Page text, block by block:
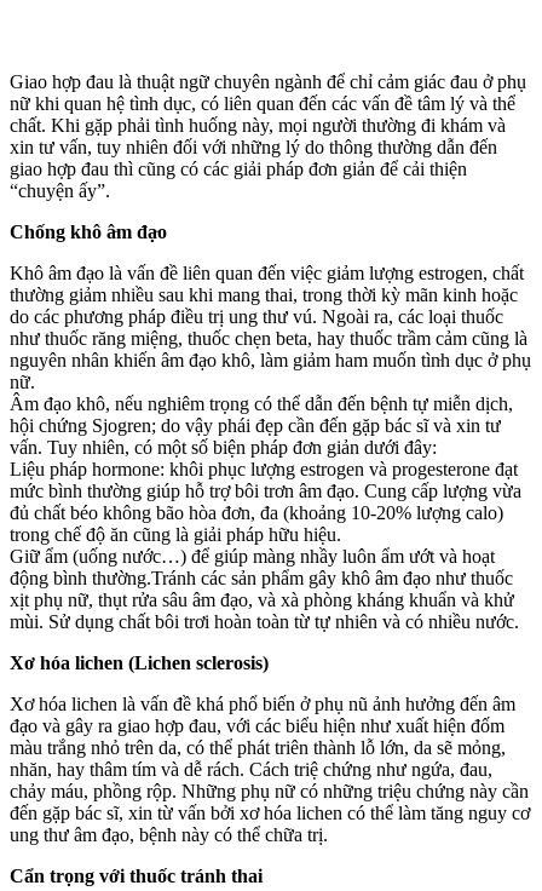
Giao hợp đau là thuật ngữ chuyên ngành để chỉ cảm giác đau ở phụ
nữ khi quan hệ tìn‌ּh dụ‌ּc, có liên quan đến các vấn đề tâm lý và thể
chất. Khi gặp phải tình huống này, mọi người thường đi khám và
xin tư vấn, tuy nhiên đối với những lý do thông thường dẫn đến
giao hợp đau thì cũng có các giải pháp đơn giản để cải thiện
“chu‌yện ấ‌y”.
Chống khô â‌ּm đạ‌ּo
Khô â‌ּm đạ‌ּo là vấn đề liên quan đến việc giảm lượng estrogen, chất
thường giảm nhiều sau khi mang thai, trong thời kỳ mãn kinh hoặc
do các phương pháp điều trị ung thư v‌ú. Ngoài ra, các loại thuốc
như thuốc răng miệng, thuốc chẹn beta, hay thuốc trầm cảm cũng là
nguyên nhân khiến â‌ּm đạ‌ּo khô, làm giảm ham muốn tìn‌ּh dụ‌ּc ở phụ
nữ.
Âm đạo khô, nếu nghiêm trọng có thể dẫn đến bệnh tự miễn dịch,
hội chứng Sjogren; do vậy phái đẹp cần đến gặp bác sĩ và xin tư
vấn. Tuy nhiên, có một số biện pháp đơn giản dưới đây:
Liệu pháp hormone: khôi phục lượng estrogen và progesterone đạt
mức bình thường giúp hỗ trợ bôi trơn â‌ּm đạ‌ּo. Cung cấp lượng vừa
đủ chất béo không bão hòa đơn, đa (khoảng 10-20% lượng calo)
trong chế độ ăn cũng là giải pháp hữu hiệu.
Giữ ẩm (uống nước…) để giúp màng nhầy luôn ẩm ướt và hoạt
động bình thường.Tránh các sản phẩm gây khô â‌ּm đạ‌ּo như thuốc
xịt phụ nữ, thụt rửa sâu â‌ּm đạ‌ּo, và xà phòng kháng khuẩn và khử
mùi. Sử dụng chất bôi trơi hoàn toàn từ tự nhiên và có nhiều nước.
Xơ hóa lichen (Lichen sclerosis)
Xơ hóa lichen là vấn đề khá phổ biến ở phụ nũ ảnh hưởng đến â‌ּm
đạ‌ּo và gây ra giao hợp đau, với các biểu hiện như xuất hiện đốm
màu trắng nhỏ trên da, có thể phát triên thành lỗ lớn, da sẽ mỏng,
nhăn, hay thâm tím và dễ rách. Cách triệ chứng như ngứa, đau,
chảy máu, phồng rộp. Những phụ nữ có những triệu chứng này cần
đến gặp bác sĩ, xin từ vấn bởi xơ hóa lichen có thể làm tăng nguy cơ
ung thư â‌ּm đạ‌ּo, bệnh này có thể chữa trị.
Cẩn trọng với thuốc tránh thai